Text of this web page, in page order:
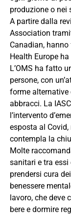
produzione o nei
A partire dalla
Association
Canadian,
Health Europe
L’OMS ha fatto
persone, con
forme alternative
abbracci. La
l’intervento
esposta al
contempla la
Molte
sanitari e tra
prendersi cura
benessere
lavoro, che deve
bere e dormire